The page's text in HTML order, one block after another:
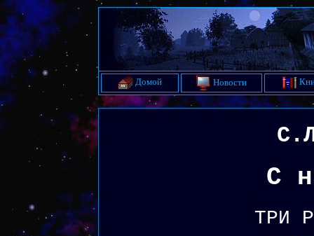
Домой Новости
С
ТРИ